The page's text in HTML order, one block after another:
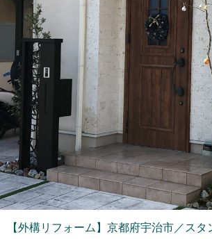
【外構リフォーム】京都府宇治市／スタ